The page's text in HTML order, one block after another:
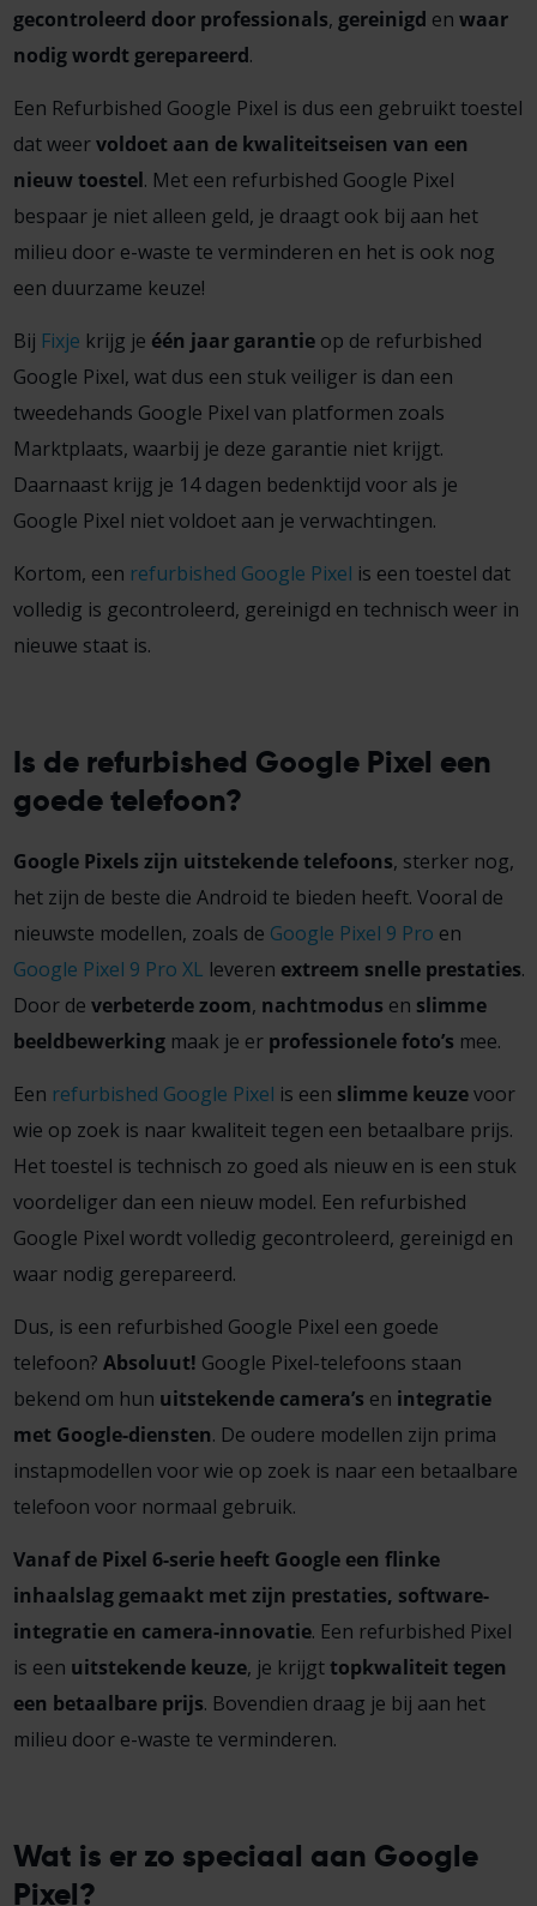
gecontroleerd door professionals, gereinigd en waar
nodig wordt gerepareerd.
Een Refurbished Google Pixel is dus een gebruikt toestel
dat weervoldoet aan de kwaliteitseisen van een
nieuw toestel. Met een refurbished Google Pixel
bespaar je niet alleen geld, je draagt ook bij aan het
milieu door e-waste te verminderen en het is ook nog
een duurzame keuze!
Bij Fixje krijg je één jaar garantieop de refurbished
Google Pixel, wat dus een stuk veiliger is dan een
tweedehands Google Pixel van platformen zoals
Marktplaats, waarbij je deze garantie niet krijgt.
Daarnaast krijg je 14 dagen bedenktijd voor als je
Google Pixel niet voldoet aan je verwachtingen.
Kortom, een refurbished Google Pixel is een toestel dat
volledig is gecontroleerd, gereinigd en technisch weer in
nieuwe staat is.
Is de refurbished Google Pixel een
goede telefoon?
Google Pixels zijn uitstekende telefoons, sterker nog,
het zijn de beste die Android te bieden heeft. Vooral de
nieuwste modellen, zoals de Google Pixel 9 Pro en
Google Pixel 9 Pro XL leveren extreem snelle prestaties.
Door de verbeterde zoom, nachtmodus en slimme
beeldbewerkingmaak je er professionele foto’s mee.
Een refurbished Google Pixel is een slimme keuzevoor
wie op zoek is naar kwaliteit tegen een betaalbare prijs.
Het toestel is technisch zo goed als nieuw en is een stuk
voordeliger dan een nieuw model. Een refurbished
Google Pixel wordt volledig gecontroleerd, gereinigd en
waar nodig gerepareerd.
Dus, is een refurbished Google Pixel een goede
telefoon? Absoluut! Google Pixel-telefoons staan
bekend om hun uitstekende camera’s en integratie
met Google-diensten. De oudere modellen zijn prima
instapmodellen voor wie op zoek is naar een betaalbare
telefoon voor normaal gebruik.
Vanaf de Pixel 6-serie heeft Google een flinke
inhaalslag gemaakt met zijn prestaties, software-
integratie en camera-innovatie. Een refurbished Pixel
is een uitstekende keuze, je krijgttopkwaliteit tegen
een betaalbare prijs. Bovendien draag je bij aan het
milieu door e-waste te verminderen.
Wat is er zo speciaal aan Google
Pixel?